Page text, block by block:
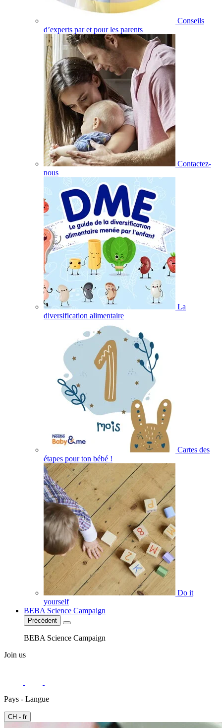
Conseils
d’experts par et pour les parents
Contactez-
nous
La
diversification alimentaire
Cartes des
étapes pour ton bébé !
Do it
yourself
BEBA Science Campaign
Précédent
BEBA Science Campaign
Join us
Pays - Langue
CH - fr